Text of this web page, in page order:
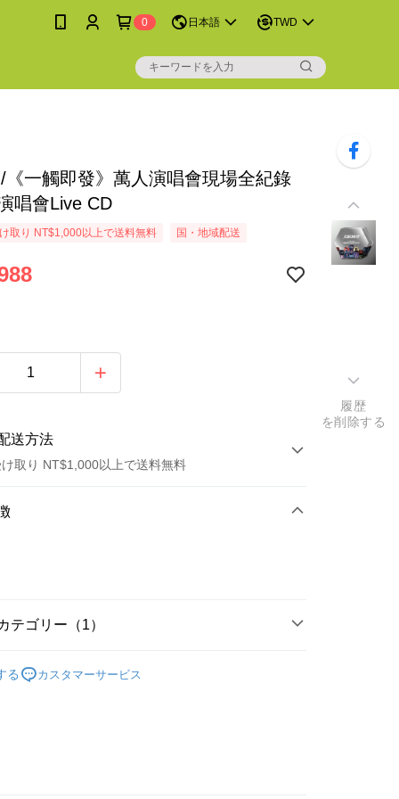
0 日本語 TWD
《一觸即發》萬人演唱會現場全紀錄
唱會Live CD
取り NT$1,000以上で送料無料 国・地域配送
送方法
取り NT$1,000以上で送料無料
法
テゴリー（1）
る
カスタマーサービス
履歴
を削除する